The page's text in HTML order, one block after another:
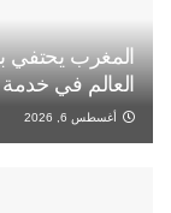
المغرب يحتفي
العالم في خدمة
أغسطس 6, 2026